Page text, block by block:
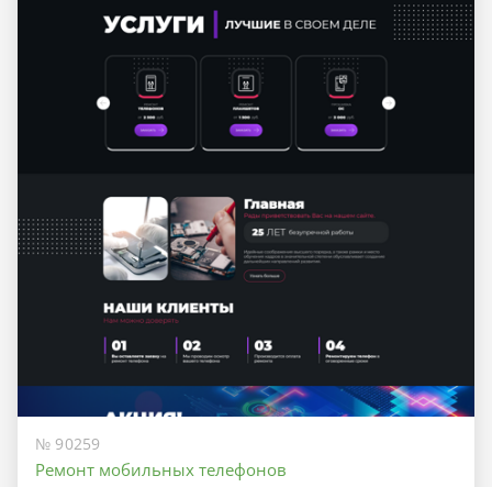
№ 90259
Ремонт мобильных телефонов